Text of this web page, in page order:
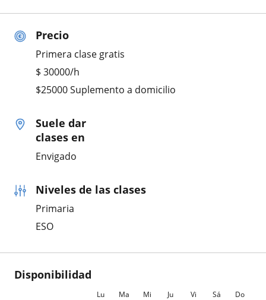
Precio
Primera clase gratis
$ 30000/h
$25000 Suplemento a domicilio
Suele dar
clases en
Envigado
Niveles de las clases
Primaria
ESO
Disponibilidad
Lu Ma Mi Ju Vi Sá Do